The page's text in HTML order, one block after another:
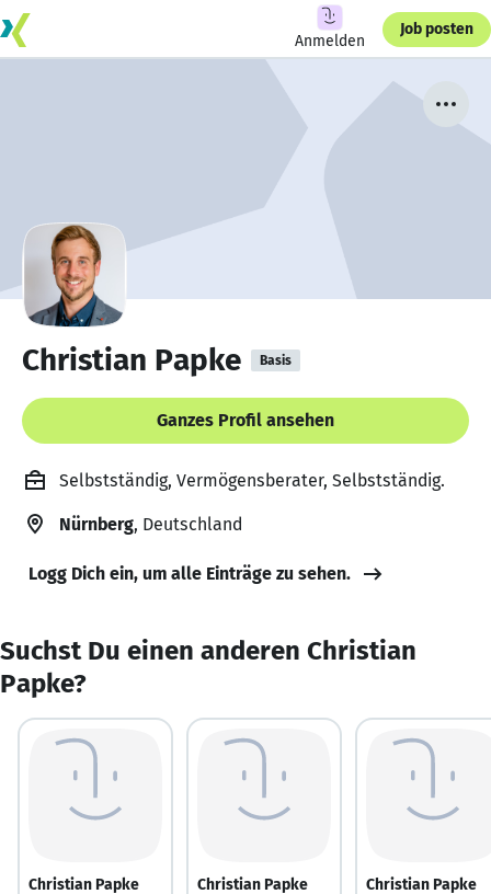
Anmelden
Job posten
Christian Papke Basis
Ganzes Profil ansehen
Selbstständig, Vermögensberater, Selbstständig.
Nürnberg, Deutschland
Logg Dich ein, um alle Einträge zu sehen.
Suchst Du einen anderen Christian
Papke?
Christian Papke Christian Papke Christian Papke